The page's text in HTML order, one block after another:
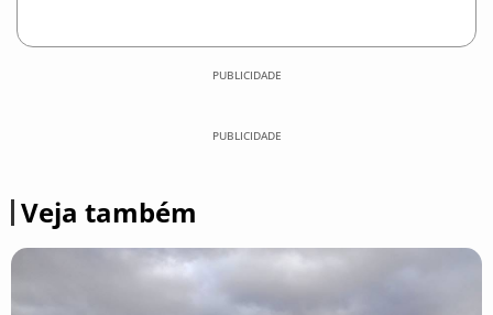
PUBLICIDADE
PUBLICIDADE
Veja também